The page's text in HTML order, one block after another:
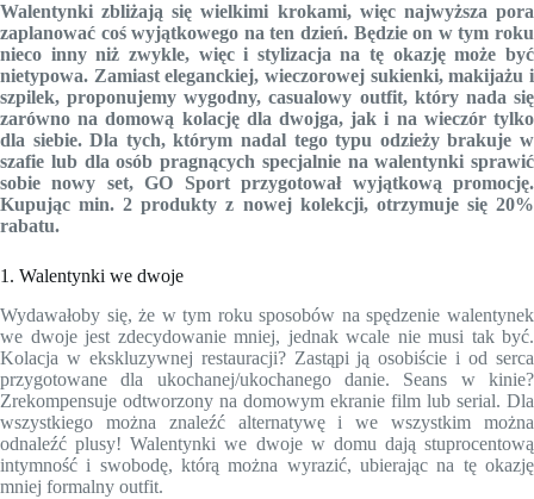
Walentynki zbliżają się wielkimi krokami, więc najwyższa pora
zaplanować coś wyjątkowego na ten dzień. Będzie on w tym roku
nieco inny niż zwykle, więc i stylizacja na tę okazję może być
nietypowa. Zamiast eleganckiej, wieczorowej sukienki, makijażu i
szpilek, proponujemy wygodny, casualowy outfit, który nada się
zarówno na domową kolację dla dwojga, jak i na wieczór tylko
dla siebie. Dla tych, którym nadal tego typu odzieży brakuje w
szafie lub dla osób pragnących specjalnie na walentynki sprawić
sobie nowy set, GO Sport przygotował wyjątkową promocję.
Kupując min. 2 produkty z nowej kolekcji, otrzymuje się 20%
rabatu.
1. Walentynki we dwoje
Wydawałoby się, że w tym roku sposobów na spędzenie walentynek
we dwoje jest zdecydowanie mniej, jednak wcale nie musi tak być.
Kolacja w ekskluzywnej restauracji? Zastąpi ją osobiście i od serca
przygotowane dla ukochanej/ukochanego danie. Seans w kinie?
Zrekompensuje odtworzony na domowym ekranie film lub serial. Dla
wszystkiego można znaleźć alternatywę i we wszystkim można
odnaleźć plusy! Walentynki we dwoje w domu dają stuprocentową
intymność i swobodę, którą można wyrazić, ubierając na tę okazję
mniej formalny outfit.